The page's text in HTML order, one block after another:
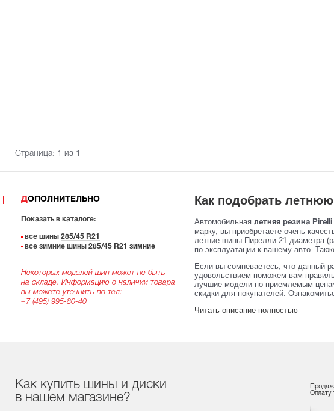
Страница: 1 из 1
ДОПОЛНИТЕЛЬНО
Показать в каталоге:
все шины 285/45 R21
все зимние шины 285/45 R21 зимние
Некоторых моделей шин может не быть
на складе. Информацию о наличии товара
вы можете уточнить по тел:
+7 (495) 995-80-40
Как подобрать
Автомобильная летняя резина Pirelli
марку, вы приобретаете очень
летние шины Пирелли 21 диаметра
по эксплуатации к вашему авто.
Если вы сомневаетесь, что данный
удовольствием поможем вам
лучшие модели по приемлемым
скидки для покупателей.
Читать описание полностью
Как купить шины и диски
в нашем магазине?
Оплату